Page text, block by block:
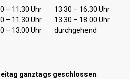
Öffnungszeiten Nachmittag
– 11.30 Uhr
13.30 – 16.30 Uhr
– 11.30 Uhr
13.30 – 18.00 Uhr
– 13.00 Uhr durchgehend
ganztags geschlossen.